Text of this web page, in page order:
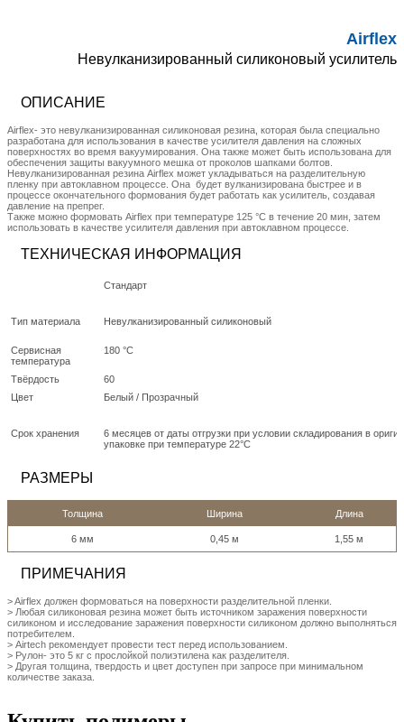
Airflex
Невулканизированный силиконовый усилитель
ОПИСАНИЕ
Airflex- это невулканизированная силиконовая резина, которая была специально
разработана для использования в качестве усилителя давления на сложных
поверхностях во время вакуумирования. Она также может быть использована для
обеспечения защиты вакуумного мешка от проколов шапками болтов.
Невулканизированная резина Airflex может укладываться на разделительную
пленку при автоклавном процессе. Она будет вулканизирована быстрее и в
процессе окончательного формования будет работать как усилитель, создавая
давление на препрег.
Также можно формовать Airflex при температуре 125 °С в течение 20 мин, затем
использовать в качестве усилителя давления при автоклавном процессе.
ТЕХНИЧЕСКАЯ ИНФОРМАЦИЯ
Стандарт
Тип материала Невулканизированный силиконовый
Сервисная
температура
180 °C
Твёрдость
60
Цвет
Белый / Прозрачный
Срок хранения
6 месяцев от даты отгрузки при условии складирования в
упаковке при температуре 22°C
РАЗМЕРЫ
Толщина Ширина Длина
6 мм 0,45 м 1,55 м
ПРИМЕЧАНИЯ
> Airflex должен формоваться на поверхности разделительной пленки.
> Любая силиконовая резина может быть источником заражения поверхности
силиконом и исследование заражения поверхности силиконом должно выполняться
потребителем.
> Airtech рекомендует провести тест перед использованием.
> Рулон- это 5 кг с прослойкой полиэтилена как разделителя.
> Другая толщина, твердость и цвет доступен при запросе при минимальном
количестве заказа.